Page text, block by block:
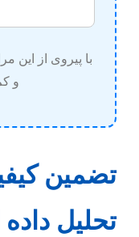
با پیروی از این
و
تضمین
تحلیل داده